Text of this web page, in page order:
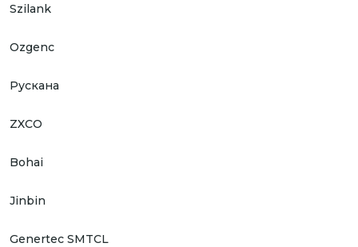
Szilank
Ozgenc
Рускана
ZXCO
Bohai
Jinbin
Genertec SMTCL